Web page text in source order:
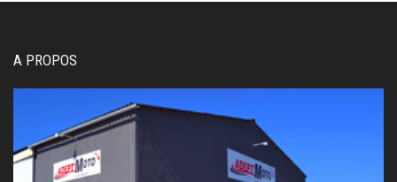
A PROPOS